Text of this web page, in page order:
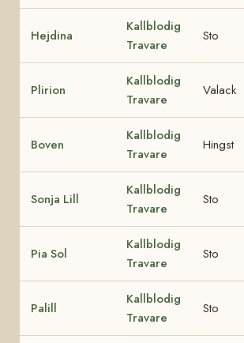
Hejdina
Kallblodig
Travare
Sto
Plirion
Kallblodig
Travare
Valack
Boven
Kallblodig
Travare
Hingst
Sonja Lill
Kallblodig
Travare
Sto
Pia Sol
Kallblodig
Travare
Sto
Palill
Kallblodig
Travare
Sto